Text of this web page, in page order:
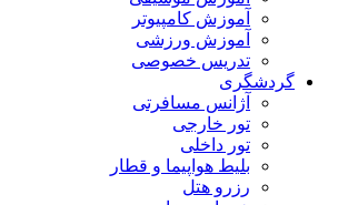
آموزش کامپیوتر
آموزش ورزشی
تدریس خصوصی
گردشگری
آژانس مسافرتی
تور خارجی
تور داخلی
بلیط هواپیما و قطار
رزرو هتل